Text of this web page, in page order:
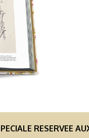
RESERVEE